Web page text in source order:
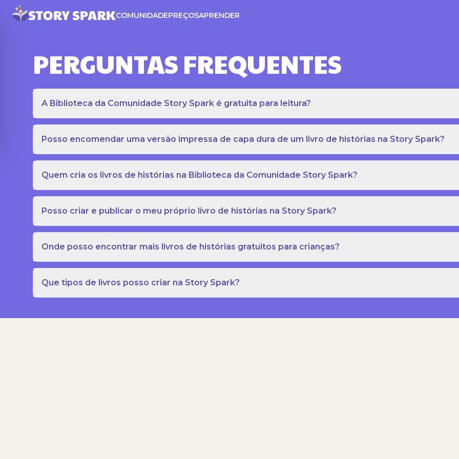
COMUNIDADEPREÇOSAPRENDER
PERGUNTAS FREQUENTES
A Biblioteca da Comunidade Story Spark é gratuita para leitura?
Posso encomendar uma versão impressa de capa dura de um livro de histórias na Story Spark?
Quem cria os livros de histórias na Biblioteca da Comunidade Story Spark?
Posso criar e publicar o meu próprio livro de histórias na Story Spark?
Onde posso encontrar mais livros de histórias gratuitos para crianças?
Que tipos de livros posso criar na Story Spark?